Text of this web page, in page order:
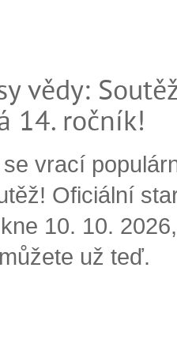
vědy:
14. ročník!
vrací
Oficiální
10. 10.
už teď.